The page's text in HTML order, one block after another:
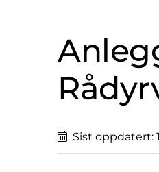
Sist oppdatert: